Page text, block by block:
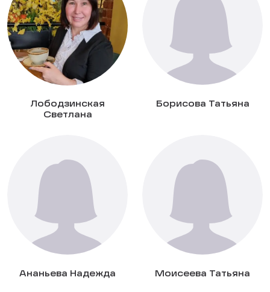
Лободзинская
Светлана
Борисова Татьяна
Ананьева Надежда Моисеева Татьяна